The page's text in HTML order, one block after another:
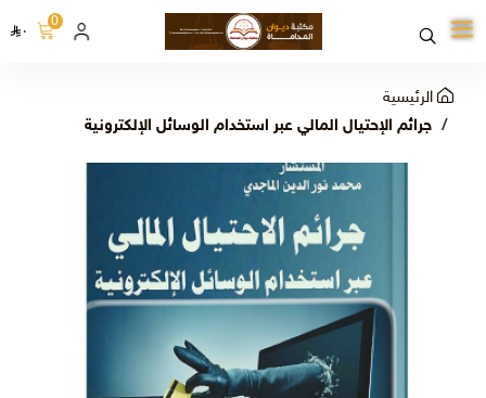
0
٠
الرئيسية
جرائم الإحتيال المالي عبر استخدام الوسائل الإلكترونية